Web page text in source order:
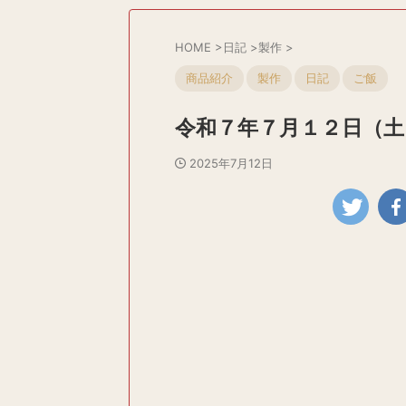
HOME >日記 >製作 >
商品紹介 製作 日記 ご飯
令和７年７月１２日（
2025年7月12日